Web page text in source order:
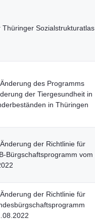
Thüringer Sozialstrukturatlas
des Programms
der Tiergesundheit in
in Thüringen
der Richtlinie für
Bürgschaftsprogramm vom
der Richtlinie für